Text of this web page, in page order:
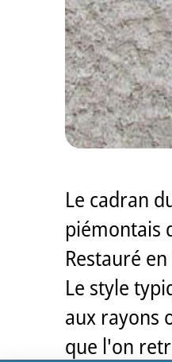
Le cadran
piémontais
Restauré
Le style
aux rayons
que l'on